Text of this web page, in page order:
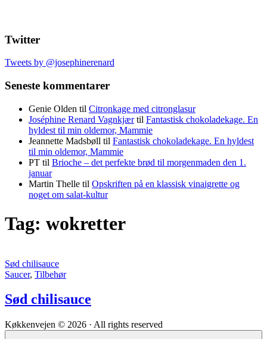
Twitter
Tweets by @josephinerenard
Seneste kommentarer
Genie Olden til Citronkage med citronglasur
Joséphine Renard Vagnkjærtil Fantastisk chokoladekage. En
hyldest til min oldemor, Mammie
Jeannette Madsbøll til Fantastisk chokoladekage. En hyldest
til min oldemor, Mammie
PT til Brioche – det perfekte brød til morgenmaden den 1.
januar
Martin Thelle til Opskriften på en klassisk vinaigrette og
noget om salat-kultur
Tag: wokretter
Sød chilisauce
Saucer, Tilbehør
Sød chilisauce
Køkkenvejen © 2026 · All rights reserved